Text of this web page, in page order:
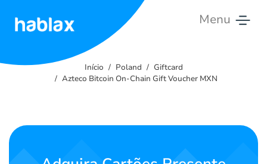
Menu
Conosco
Início Poland
Giftcard
Azteco Bitcoin On-Chain Gift Voucher MXN